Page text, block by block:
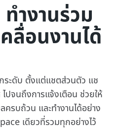
ำงานร่วม
ลื่อนงานได้
ระดับ ตั้งแต่แชตส่วนตัว แช
ปจนถึงการแจ้งเตือน ช่วยให้
รบถ้วน และทำงานได้อย่าง
เดียวที่รวมทุกอย่างไว้